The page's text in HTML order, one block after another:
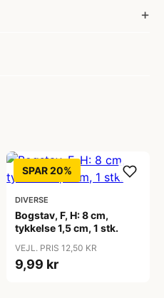
SPAR 20%
DIVERSE
Bogstav, F, H: 8 cm,
tykkelse 1,5 cm, 1 stk.
VEJL. PRIS 12,50 KR
9,99 kr